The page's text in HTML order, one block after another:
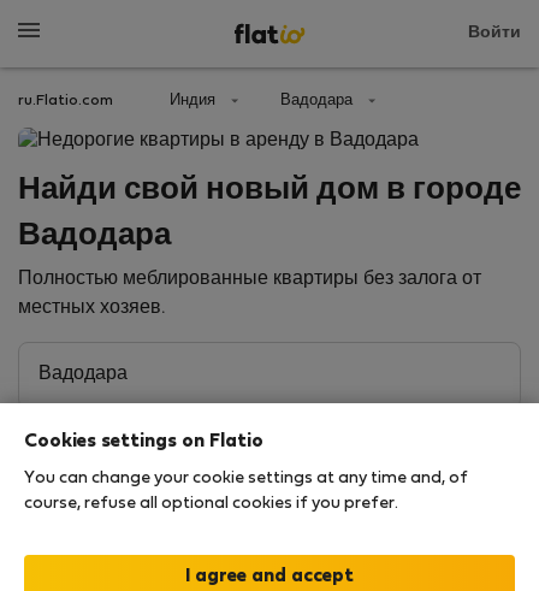
Войти
ru.Flatio.com Индия Вадодара
Найди свой новый дом в городе
Вадодара
Полностью меблированные квартиры без залога от
местных хозяев.
Cookies settings on Flatio
You can change your cookie settings at any time and, of
course, refuse all optional cookies if you prefer.